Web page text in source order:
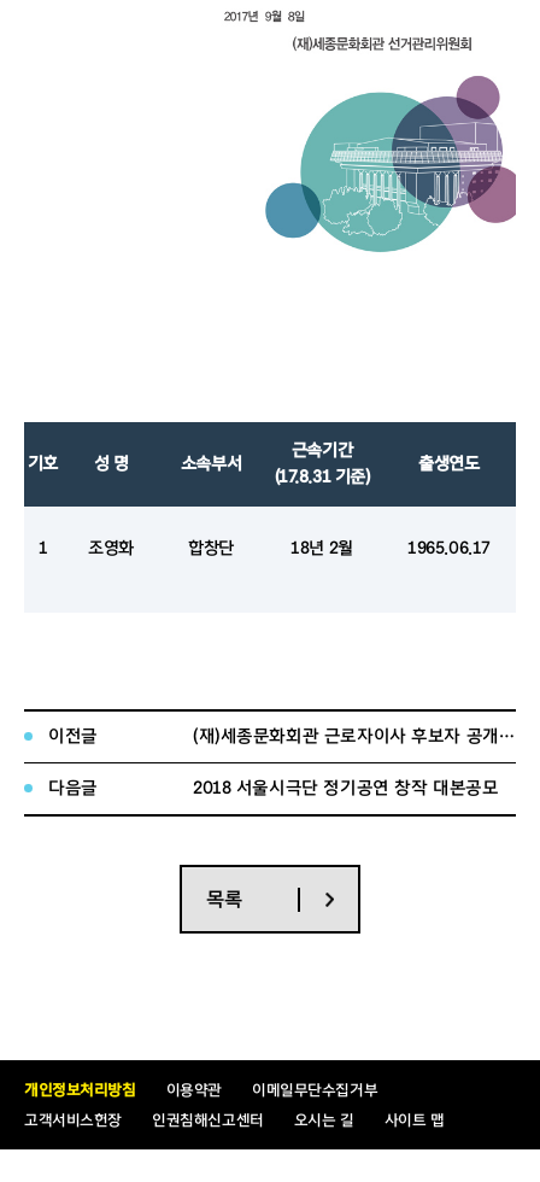
기호 성 명 소속부서
근속기간
(17.8.31기준)
출생연도
1 조영화 합창단 18년 2월 1965.06.17
3 김형준 안전관리팀 7년5월 1973.09.02
김은정
예술교육·축제
팀
11년2 월 1967.01.16
이전글 (재)세종문화회관 근로자이사 후보자 공개모집 공고
다음글 2018 서울시극단 정기공연 창작 대본공모
목록
개인정보처리방침 이용약관
이메일무단수집거부
고객서비스헌장
인권침해신고센터 오시는 길 사이트 맵